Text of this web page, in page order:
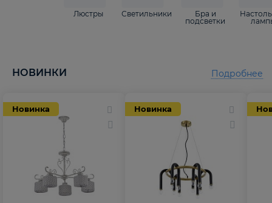
Люстры Светильники
Бра и
подсветки
НОВИНКИ
Новинка Новинка
Подробнее